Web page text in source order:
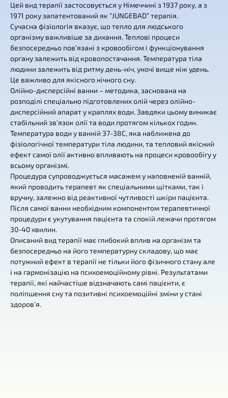
Цей вид терапії застосовується у Німеччині з 1937 року, а з
1971 року запатентований як ”JUNGEBAD” терапія.
Сучасна фізіологія вказує, що тепло для людського
організму важливіше за дихання. Теплові процеси
безпосередньо пов’язані з кровообігом і функціонування
органу залежить від кровопостачання. Температура тіла
людини залежить від ритму день-ніч, уночі вище ніж удень.
Це важливо для якісного нічного сну.
Олійно-дисперсійні ванни – методика, заснована на
розподілі спеціально підготовлених олій через олійно-
дисперсійний апарат у краплях води. Завдяки цьому виникає
стабільний зв’язок олії та води протягом кількох годин.
Температура води у ванній 37-38C, яка наближена до
фізіологічної температури тіла людини, та тепловий якісний
ефект самої олії активно впливають на процеси кровообігу у
всьому організмі.
Процедура супроводжується масажем у наповненій ванній,
який проводить терапевт як спеціальними щітками, так і
вручну, залежно від реактивної чутливості шкіри пацієнта.
Після самої ванни необхідним компонентом терапевтичної
процедури є укутування пацієнта та спокій лежачи протягом
30-40 хвилин.
Описаний вид терапії має глибокий вплив на організм та
безпосередньо на його температурну складову, що має
потужний ефект в терапії не тільки його фізичного стану але
і на гармонізацію на психоемоційному рівні. Результатами
терапії, які найчастіше відзначають самі пацієнти, є
поліпшення сну та позитивні психоемоційні зміни у стані
здоров’я.